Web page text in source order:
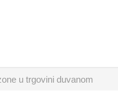
u trgovini duvanom